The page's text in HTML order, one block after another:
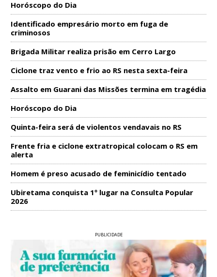
Horóscopo do Dia
Identificado empresário morto em fuga de
criminosos
Brigada Militar realiza prisão em Cerro Largo
Ciclone traz vento e frio ao RS nesta sexta-feira
Assalto em Guarani das Missões termina em tragédia
Horóscopo do Dia
Quinta-feira será de violentos vendavais no RS
Frente fria e ciclone extratropical colocam o RS em
alerta
Homem é preso acusado de feminicídio tentado
Ubiretama conquista 1º lugar na Consulta Popular
2026
PUBLICIDADE